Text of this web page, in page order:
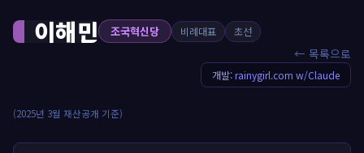
이해민 조국혁신당 비례대표 초선
← 목록으로
개발:rainygirl.com w/Claude
(2025년 3월 재산공개 기준)